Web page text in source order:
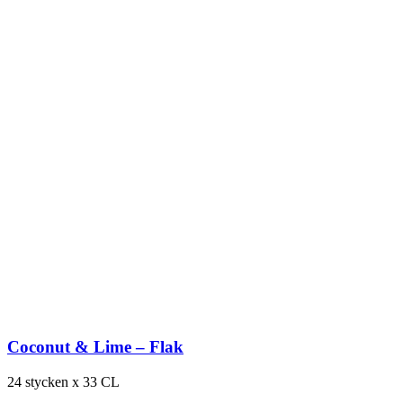
Coconut & Lime – Flak
24 stycken x 33 CL